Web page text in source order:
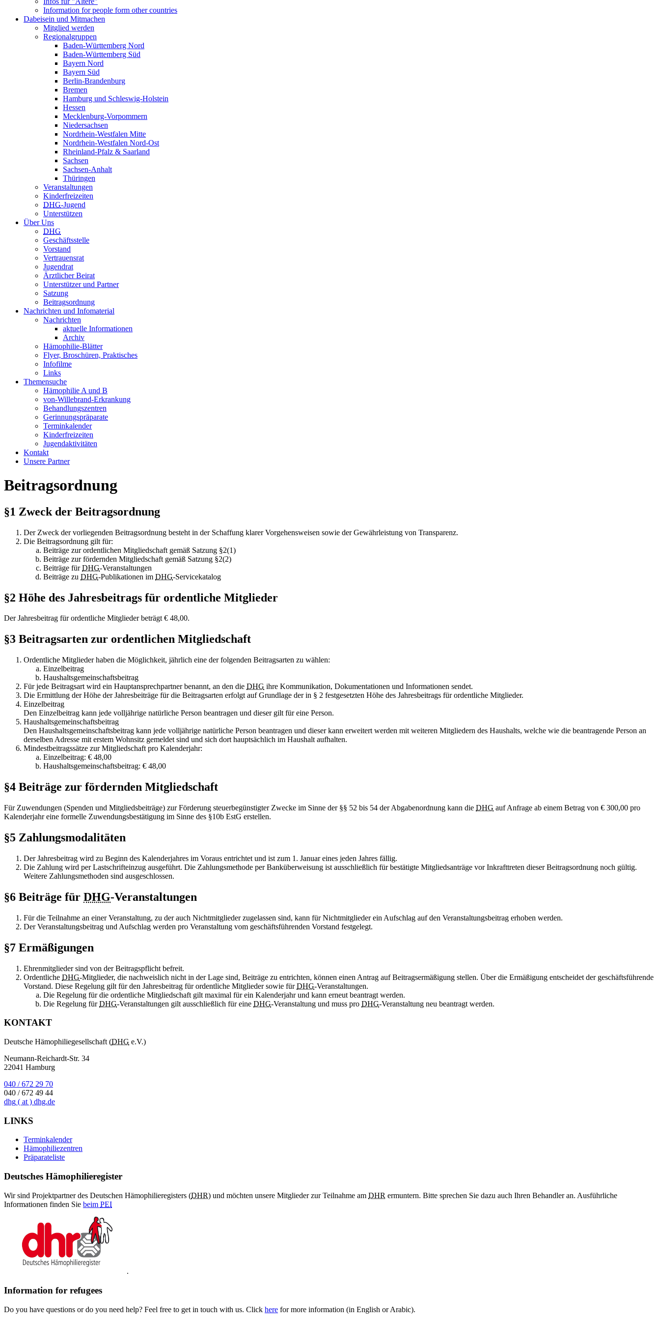
Information for people form other countries
Dabeisein und Mitmachen
Mitglied werden
Regionalgruppen
Baden-Württemberg Nord
Baden-Württemberg Süd
Bayern Nord
Bayern Süd
Berlin-Brandenburg
Bremen
Hamburg und Schleswig-Holstein
Hessen
Mecklenburg-Vorpommern
Niedersachsen
Nordrhein-Westfalen Mitte
Nordrhein-Westfalen Nord-Ost
Rheinland-Pfalz & Saarland
Sachsen
Sachsen-Anhalt
Thüringen
Veranstaltungen
Kinderfreizeiten
DHG-Jugend
Unterstützen
Über Uns
DHG
Geschäftsstelle
Vorstand
Vertrauensrat
Jugendrat
Ärztlicher Beirat
Unterstützer und Partner
Satzung
Beitragsordnung
Nachrichten und Infomaterial
Nachrichten
aktuelle Informationen
Archiv
Hämophilie-Blätter
Flyer, Broschüren, Praktisches
Infofilme
Links
Themensuche
Hämophilie A und B
von-Willebrand-Erkrankung
Behandlungszentren
Gerinnungspräparate
Terminkalender
Kinderfreizeiten
Jugendaktivitäten
Kontakt
Unsere Partner
Beitragsordnung
§1 Zweck der Beitragsordnung
Der Zweck der vorliegenden Beitragsordnung besteht in der Schaffung klarer Vorgehensweisen sowie der Gewährleistung von Transparenz.
Die Beitragsordnung gilt für:
Beiträge zur ordentlichen Mitgliedschaft gemäß Satzung §2(1)
Beiträge zur fördernden Mitgliedschaft gemäß Satzung §2(2)
Beiträge fürDHG-Veranstaltungen
Beiträge zu DHG-Publikationen im DHG-Servicekatalog
§2 Höhe des Jahresbeitrags für ordentliche Mitglieder
Der Jahresbeitrag für ordentliche Mitglieder beträgt € 48,00.
§3 Beitragsarten zur ordentlichen Mitgliedschaft
Ordentliche Mitglieder haben die Möglichkeit, jährlich eine der folgenden Beitragsarten zu wählen:
Einzelbeitrag
Haushaltsgemeinschaftsbeitrag
Für jede Beitragsart wird ein Hauptansprechpartner benannt, an den die DHG ihre Kommunikation, Dokumentationen und Informationen sendet.
Die Ermittlung der Höhe der Jahresbeiträge für die Beitragsarten erfolgt auf Grundlage der in § 2 festgesetzten Höhe des Jahresbeitrags für ordentliche Mitglieder.
Einzelbeitrag
Den Einzelbeitrag kann jede volljährige natürliche Person beantragen und dieser gilt für eine Person.
Haushaltsgemeinschaftsbeitrag
Den Haushaltsgemeinschaftsbeitrag kann jede volljährige natürliche Person beantragen und dieser kann erweitert werden mit weiteren Mitgliedern des Haushalts, welche wie die beantragende Person an
derselben Adresse mit erstem Wohnsitz gemeldet sind und sich dort hauptsächlich im Haushalt aufhalten.
Mindestbeitragssätze zur Mitgliedschaft pro Kalenderjahr:
Einzelbeitrag: € 48,00
Haushaltsgemeinschaftsbeitrag: € 48,00
§4 Beiträge zur fördernden Mitgliedschaft
Für Zuwendungen (Spenden und Mitgliedsbeiträge) zur Förderung steuerbegünstigter Zwecke im Sinne der §§ 52 bis 54 der Abgabenordnung kann die DHG auf Anfrage ab einem Betrag von € 300,00 pro
Kalenderjahr eine formelle Zuwendungsbestätigung im Sinne des §10b EstG erstellen.
§5 Zahlungsmodalitäten
Der Jahresbeitrag wird zu Beginn des Kalenderjahres im Voraus entrichtet und ist zum 1. Januar eines jeden Jahres fällig.
Die Zahlung wird per Lastschrifteinzug ausgeführt. Die Zahlungsmethode per Banküberweisung ist ausschließlich für bestätigte Mitgliedsanträge vor Inkrafttreten dieser Beitragsordnung noch gültig.
Weitere Zahlungsmethoden sind ausgeschlossen.
§6 Beiträge für DHG-Veranstaltungen
Für die Teilnahme an einer Veranstaltung, zu der auch Nichtmitglieder zugelassen sind, kann für Nichtmitglieder ein Aufschlag auf den Veranstaltungsbeitrag erhoben werden.
Der Veranstaltungsbeitrag und Aufschlag werden pro Veranstaltung vom geschäftsführenden Vorstand festgelegt.
§7 Ermäßigungen
Ehrenmitglieder sind von der Beitragspflicht befreit.
Ordentliche DHG-Mitglieder, die nachweislich nicht in der Lage sind, Beiträge zu entrichten, können einen Antrag auf Beitragsermäßigung stellen. Über die Ermäßigung entscheidet der geschäftsführende
Vorstand. Diese Regelung gilt für den Jahresbeitrag für ordentliche Mitglieder sowie fürDHG-Veranstaltungen.
Die Regelung für die ordentliche Mitgliedschaft gilt maximal für ein Kalenderjahr und kann erneut beantragt werden.
Die Regelung fürDHG-Veranstaltungen gilt ausschließlich für eine DHG-Veranstaltung und muss pro DHG-Veranstaltung neu beantragt werden.
KONTAKT
Deutsche Hämophiliegesellschaft (DHG e.V.)
Neumann-Reichardt-Str. 34
22041 Hamburg
040 / 672 29 70
040 / 672 49 44
dhg ( at ) dhg.de
LINKS
Terminkalender
Hämophiliezentren
Präparateliste
Deutsches Hämophilieregister
Wir sind Projektpartner des Deutschen Hämophilieregisters (DHR) und möchten unsere Mitglieder zur Teilnahme am DHR ermuntern. Bitte sprechen Sie dazu auch Ihren Behandler an. Ausführliche
Informationen finden Sie beim PEI
.
Information for refugees
Do you have questions or do you need help? Feel free to get in touch with us. Click here for more information (in English or Arabic).